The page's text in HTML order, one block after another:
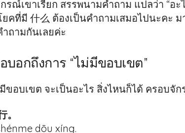
รณ์เขาเรียก สรรพนามคำถาม แปลว่า “อะ
คที่มี 什么 ต้องเป็นคำถามเสมอไปนะคะ ม
ถามกันเลยค่ะ
บอกถึงการ “ไม่มีขอบเขต”
ขอบเขต จะเป็นอะไร สิ่งไหนก็ได้ ครอบจัก
。
dōu xíng.